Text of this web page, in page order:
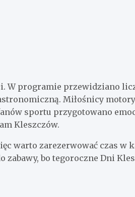
W programie przewidziano
Miłośnicy
sportu przygotowano
Kleszczów.
warto zarezerwować czas w
bo tegoroczne Dni